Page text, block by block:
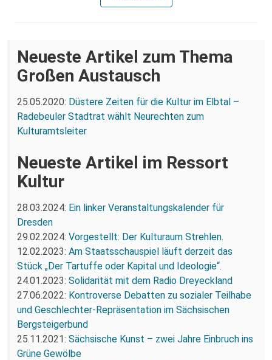
Neueste Artikel zum Thema
Großen Austausch
25.05.2020: Düstere Zeiten für die Kultur im Elbtal –
Radebeuler Stadtrat wählt Neurechten zum
Kulturamtsleiter
Neueste Artikel im Ressort
Kultur
28.03.2024: Ein linker Veranstaltungskalender für
Dresden
29.02.2024: Vorgestellt: Der Kulturaum Strehlen.
12.02.2023: Am Staatsschauspiel läuft derzeit das
Stück „Der Tartuffe oder Kapital und Ideologie“.
24.01.2023: Solidarität mit dem Radio Dreyeckland
27.06.2022: Kontroverse Debatten zu sozialer Teilhabe
und Geschlechter-Repräsentation im Sächsischen
Bergsteigerbund
25.11.2021: Sächsische Kunst – zwei Jahre Einbruch ins
Grüne Gewölbe